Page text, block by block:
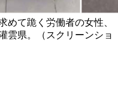
めて跪く労働者の女性、
雲県。（スクリーンショ